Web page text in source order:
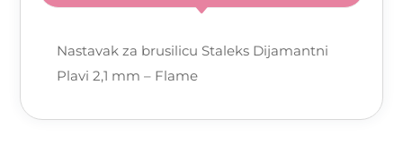
Nastavak za brusilicu Staleks Dijamantni
Plavi 2,1 mm – Flame